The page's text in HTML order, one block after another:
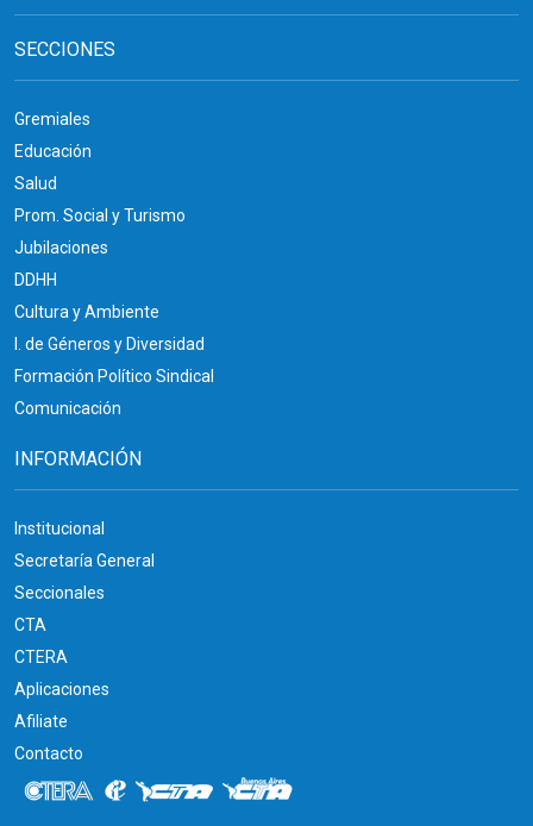
SECCIONES
Gremiales
Educación
Salud
Prom. Social y Turismo
Jubilaciones
DDHH
Cultura y Ambiente
I. de Géneros y Diversidad
Formación Político Sindical
Comunicación
INFORMACIÓN
Institucional
Secretaría General
Seccionales
CTA
CTERA
Aplicaciones
Afiliate
Contacto